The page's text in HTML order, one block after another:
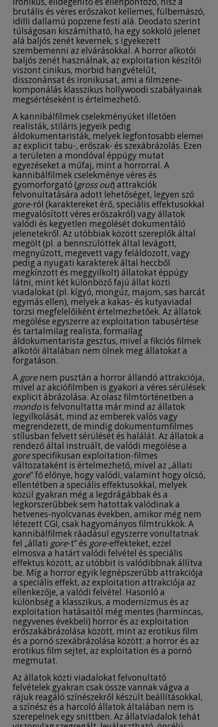
brutális és véres erőszakot kellemes, fülbemászó,
idilli dallamú popzene festi alá. Deodato szerint
túlságosan kiszámítható, ha egy sokkoló jelenet
alá baljós zenét kevernek, s igyekezett
szembemenni az elvárásokkal. A horror alkotói
baljós zenét használnak, az exploitation készítői
viszont cinikus, morbid hangvételűt,
disszonánsat és ironikusat, ami a filmzene-
komponálás klasszikus hollywoodi szabályainak
megsértéseként is értelmezhető.
A kannibálfilmek cselekményüket illetően
realisták, stiláris jegyeik pedig
áldokumentaristák, melyek legfontosabb elemei
az explicit tabu-, erőszak- és szexábrázolás. Ezen
a területen a mondóval éppúgy mutat
egyezéseket a műfaj, mint a horrorral. A
kannibálfilmek cselekménye véres és
gyomorforgató (gross out) attrakciók
felvonultatására adott lehetőséget, legyen szó
gore-ról (karaktereket érő, speciális effektusokkal
megvalósított véres erőszakról) vagy állatok
valódi és kegyetlen megölését dokumentáló
jelenetekről. Az utóbbiak között szereplők által
megölt (pl. a bennszülöttek által levágott,
megnyúzott, megevett vagy feláldozott, vagy
pedig a nyugati karakterek által heccből
megkínzott és meggyilkolt) állatokat éppúgy
látni, mint két különböző fajú állat közti
viadalokat (pl. kígyó, mongúz, majom, sas harcát
egymás ellen), melyek a kakas- és kutyaviadal
törzsi megfelelőiként értelmezhetőek. Az állatok
megölése egyszerre az exploitation tabusértése
és tartalmilag realista, formailag
áldokumentarista gesztus, mivel a fikciós filmek
alkotói általában nem ölnek meg állatokat a
forgatáson.
A gorenem pusztán a horror állandó attrakciója,
mivel az akciófilmben is gyakori a véres sérülések
explicit ábrázolása. Az olasz filmtörténetben a
mondois felvonultatta már mind az állatok
legyilkolását, mind az emberek valós vagy
megrendezett, de mindig dokumentumfilmes
stílusban felvett sérülését és halálát. Az állatok a
rendező által instruált, de valódi megölése a
gorespecifikusan exploitation-filmes
változataként is értelmezhető, mivel az „állati
gore” fő előnye, hogy valódi, valamint hogy olcsó,
ellentétben a speciális effektusokkal, melyek
közül gyakran még a legdrágábbak és a
legkorszerűbbek sem hatottak valódinak a
hetvenes-nyolcvanas években, amikor még nem
létezett CGI, csak hagyományos filmtrükkök. A
kannibálfilmek ráadásul egyszerre vonultatnak
fel „állati gore-t” és gore-effekteket, ezzel
elmosva a határt valódi felvétel és speciális
effektus között, az utóbbit is valódibbnak állítva
be. Míg a horror egyik legnépszerűbb attrakciója
a speciális effekt, az exploitation attrakciója az
ellenkezője, a valódi felvétel. Hasonló a
különbség a klasszikus, a modernizmus és az
exploitation hatásaitól még mentes (harmincas,
negyvenes évekbeli) horror és az exploitation
erőszakábrázolása között, mint az erotikus film
és a pornó szexábrázolása között: a horror és az
erotikus film sejtet, az exploitation és a pornó
megmutat.
Az állatok közti viadalokat felvonultató
felvételek gyakran csak össze vannak vágva a
rájuk reagáló színészekről készült beállításokkal,
a színész és a harcoló állatok általában nem is
szerepelnek egy snittben. Az állatviadalok tehát